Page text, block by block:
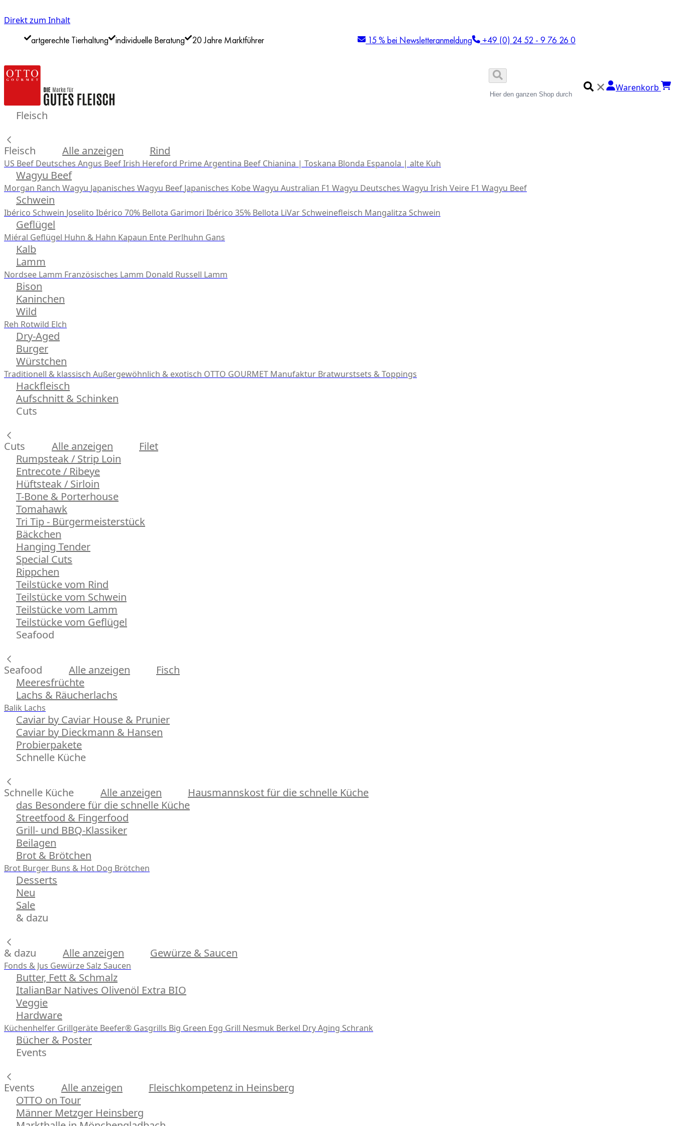
Direkt zum Inhalt
artgerechte Tierhaltung individuelle Beratung 20 Jahre Marktführer 15 % bei Newsletteranmeldung +49 (0) 24 52 - 9 76 26 0
✕ Warenkorb
Fleisch
Fleisch Alle anzeigen Rind
US Beef Deutsches Angus BeefIrish Hereford PrimeArgentina Beef Chianina | Toskana Blonda Espanola | alte Kuh
Wagyu Beef
Morgan Ranch Wagyu Japanisches Wagyu Beef Japanisches Kobe Wagyu Australian F1 Wagyu Deutsches Wagyu Irish Veire F1 Wagyu Beef
Schwein
Ibérico Schwein Joselito Ibérico 70% Bellota Garimori Ibérico 35% Bellota LiVar Schweinefleisch Mangalitza Schwein
Geflügel
Miéral Geflügel Huhn & Hahn Kapaun Ente Perlhuhn Gans
Kalb
Lamm
Nordsee Lamm Französisches Lamm Donald Russell Lamm
Bison
Kaninchen
Wild
Reh Rotwild Elch
Dry-Aged
Burger
Würstchen
Traditionell & klassisch Außergewöhnlich & exotisch OTTO GOURMET Manufaktur Bratwurstsets & Toppings
Hackfleisch
Aufschnitt & Schinken
Cuts
Cuts Alle anzeigen
Filet
Rumpsteak / Strip Loin
Entrecote / Ribeye
Hüftsteak / Sirloin
T-Bone & Porterhouse
Tomahawk
Tri Tip - Bürgermeisterstück
Bäckchen
Hanging Tender
Special Cuts
Rippchen
Teilstücke vom Rind
Teilstücke vom Schwein
Teilstücke vom Lamm
Teilstücke vom Geflügel
Seafood
Seafood Alle anzeigen
Fisch
Meeresfrüchte
Lachs & Räucherlachs
Balik Lachs
Caviar by Caviar House & Prunier
Caviar by Dieckmann & Hansen
Probierpakete
Schnelle Küche
Schnelle Küche Alle anzeigen
Hausmannskost für die schnelle Küche
das Besondere für die schnelle Küche
Streetfood & Fingerfood
Grill- und BBQ-Klassiker
Beilagen
Brot & Brötchen
Brot Burger Buns & Hot Dog Brötchen
Desserts
Neu
Sale
& dazu
& dazu Alle anzeigen Gewürze & Saucen
Fonds & Jus Gewürze Salz Saucen
Butter, Fett & Schmalz
ItalianBar Natives Olivenöl Extra BIO
Veggie
Hardware
Küchenhelfer Grillgeräte Beefer® Gasgrills Big Green Egg Grill Nesmuk Berkel Dry Aging Schrank
Bücher & Poster
Events
Events Alle anzeigen
Fleischkompetenz in Heinsberg
OTTO on Tour
Männer Metzger Heinsberg